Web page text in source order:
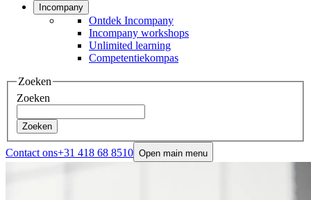
Incompany
Ontdek Incompany
Incompany workshops
Unlimited learning
Competentiekompas
Zoeken
Zoeken
Zoeken
Contact ons+31 418 68 8510 Open main menu